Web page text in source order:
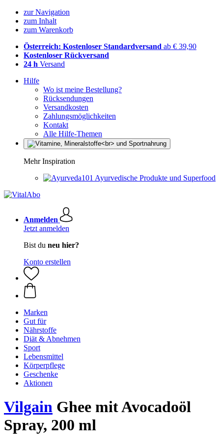
zur Navigation
zum Inhalt
zum Warenkorb
Österreich: Kostenloser Standardversand ab € 39,90
Kostenloser Rückversand
24 h Versand
Hilfe
Wo ist meine Bestellung?
Rücksendungen
Versandkosten
Zahlungsmöglichkeiten
Kontakt
Alle Hilfe-Themen
Mehr Inspiration
Ayurvedische Produkte und Superfood
Anmelden
Jetzt anmelden
Bist du neu hier?
Konto erstellen
Marken
Gut für
Nährstoffe
Diät & Abnehmen
Sport
Lebensmittel
Körperpflege
Geschenke
Aktionen
Vilgain Ghee mit Avocadoöl
Spray, 200 ml